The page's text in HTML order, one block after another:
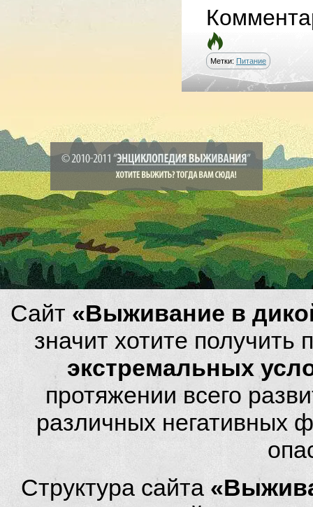
Метки: Питание
Сайт «Выживание в
значит хотите
экстремальных
протяжении всего
различных негативных
Структура сайта